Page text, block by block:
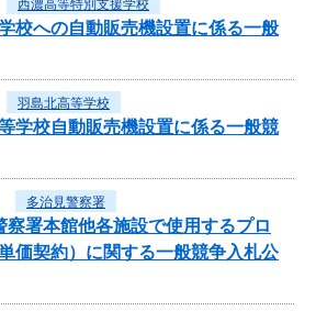
西濃高等特別支援学校
校への自動販売機設置に係る一般
羽島北高等学校
学校自動販売機設置に係る一般競
多治見警察署
察署本館他各施設で使用するプロ
価契約）に関する一般競争入札公